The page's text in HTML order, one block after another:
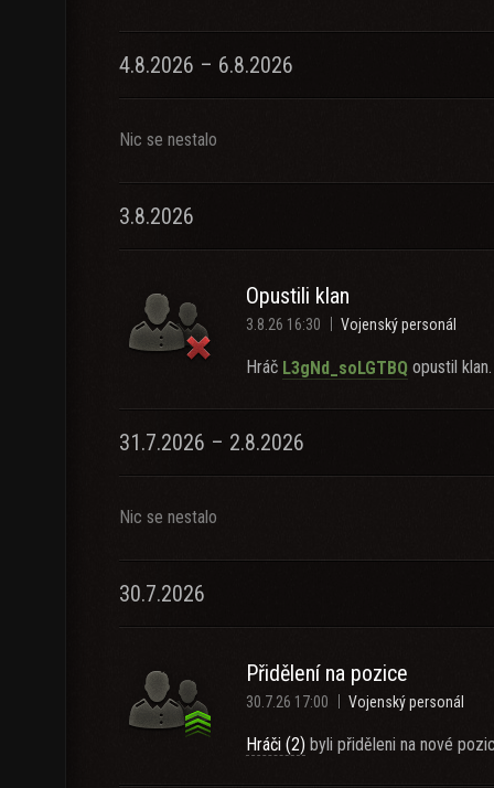
4.8.2026 – 6.8.2026
Nic se nestalo
3.8.2026
Opustili klan
3.8.26 16:30 Vojenský personál
Hráč L3gNd_soLGTBQ opustil klan.
31.7.2026 – 2.8.2026
Nic se nestalo
30.7.2026
Přidělení na pozice
30.7.26 17:00 Vojenský personál
Hráči (2) byli přiděleni na nové